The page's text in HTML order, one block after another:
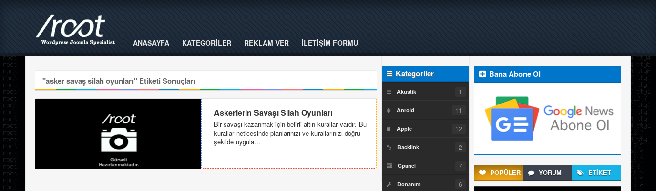
ANASAYFA KATEGORİLER REKLAM VER İLETİŞİM FORMU
"asker savaş silah oyunları" Etiketi Sonuçları
Askerlerin Savaşı Silah Oyunları
Bir savaşı kazanmak için belirli altın kurallar vardır. Bu
kurallar neticesinde planlarınızı ve kurallarınızı doğru
şekilde uygula...
Kategoriler
Akustik 1
Anroid 11
Apple 12
Backlink 2
Cpanel 7
Donanım 6
Bana Abone Ol
POPÜLER YORUM ETİKET